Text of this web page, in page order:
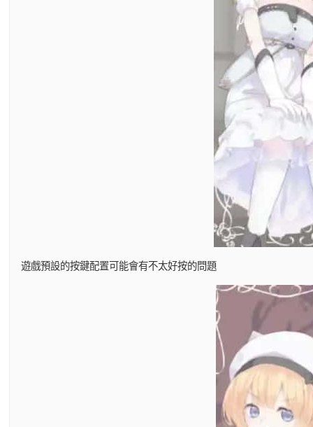
遊戲預設的按鍵配置可能會有不太好按的問題